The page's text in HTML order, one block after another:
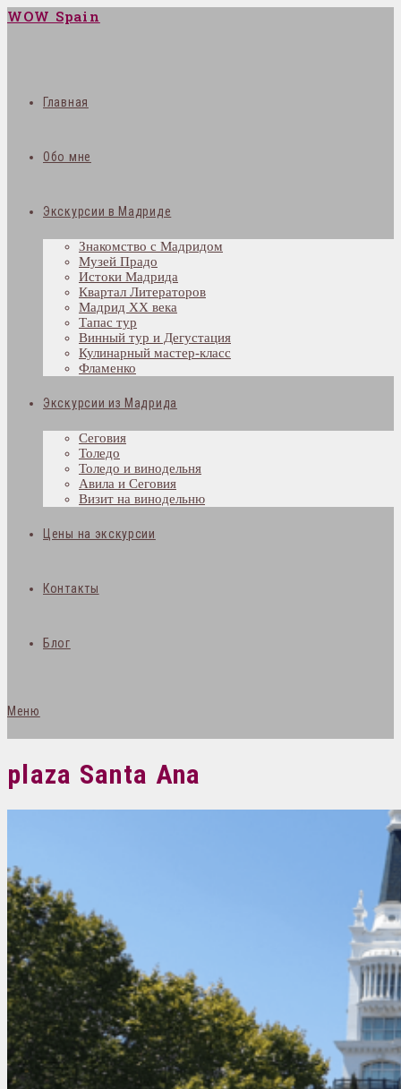
WOW Spain
Главная
Обо мне
Экскурсии в Мадриде
Знакомство с Мадридом
Музей Прадо
Истоки Мадрида
Квартал Литераторов
Мадрид XX века
Тапас тур
Винный тур и Дегустация
Кулинарный мастер-класс
Фламенко
Экскурсии из Мадрида
Сеговия
Толедо
Толедо и винодельня
Авила и Сеговия
Визит на винодельню
Цены на экскурсии
Контакты
Блог
Меню
plaza Santa Ana